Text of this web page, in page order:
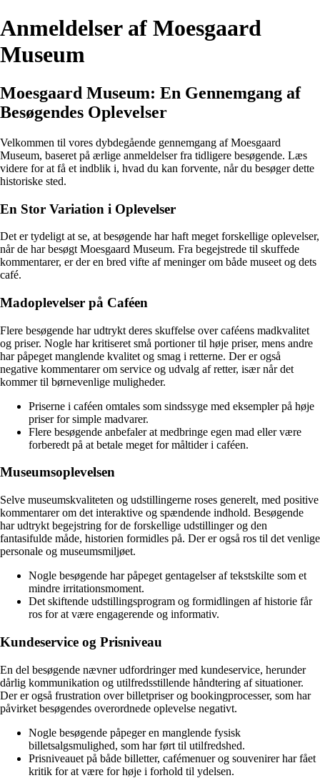
Anmeldelser af Moesgaard
Museum
Moesgaard Museum: En Gennemgang af
Besøgendes Oplevelser
Velkommen til vores dybdegående gennemgang af Moesgaard
Museum, baseret på ærlige anmeldelser fra tidligere besøgende. Læs
videre for at få et indblik i, hvad du kan forvente, når du besøger dette
historiske sted.
En Stor Variation i Oplevelser
Det er tydeligt at se, at besøgende har haft meget forskellige oplevelser,
når de har besøgt Moesgaard Museum. Fra begejstrede til skuffede
kommentarer, er der en bred vifte af meninger om både museet og dets
café.
Madoplevelser på Caféen
Flere besøgende har udtrykt deres skuffelse over caféens madkvalitet
og priser. Nogle har kritiseret små portioner til høje priser, mens andre
har påpeget manglende kvalitet og smag i retterne. Der er også
negative kommentarer om service og udvalg af retter, især når det
kommer til børnevenlige muligheder.
Priserne i caféen omtales som sindssyge med eksempler på høje
priser for simple madvarer.
Flere besøgende anbefaler at medbringe egen mad eller være
forberedt på at betale meget for måltider i caféen.
Museumsoplevelsen
Selve museumskvaliteten og udstillingerne roses generelt, med positive
kommentarer om det interaktive og spændende indhold. Besøgende
har udtrykt begejstring for de forskellige udstillinger og den
fantasifulde måde, historien formidles på. Der er også ros til det venlige
personale og museumsmiljøet.
Nogle besøgende har påpeget gentagelser af tekstskilte som et
mindre irritationsmoment.
Det skiftende udstillingsprogram og formidlingen af historie får
ros for at være engagerende og informativ.
Kundeservice og Prisniveau
En del besøgende nævner udfordringer med kundeservice, herunder
dårlig kommunikation og utilfredsstillende håndtering af situationer.
Der er også frustration over billetpriser og bookingprocesser, som har
påvirket besøgendes overordnede oplevelse negativt.
Nogle besøgende påpeger en manglende fysisk
billetsalgsmulighed, som har ført til utilfredshed.
Prisniveauet på både billetter, cafémenuer og souvenirer har fået
kritik for at være for høje i forhold til ydelsen.